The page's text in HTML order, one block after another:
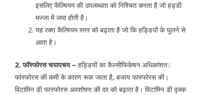
इसलिए कैल्षियम की उपलब्धता को निश्चित करता है जो हड्डी
मज्जा में जमा होती है।
यह रक्त कैल्षियम स्तर को बढ़ाता है जो कि हड्डियों के घुलने से
आता है।
2. फॉस्फोरस चयापचय – हड्डियों का कैल्सीफिकेषन अधिकांशतः:
फांस्फोरस की कमी के कारण रूक जाता है, बजाय फास्फोरस की।
विटामिन डी फास्फोरस अवशोषण की दर को बढ़ाता है। विटामिन डी वृक्क